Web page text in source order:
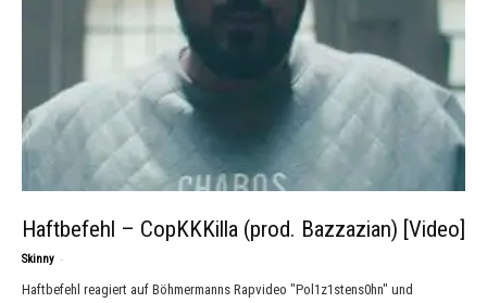
Haftbefehl – CopKKKilla (prod. Bazzazian) [Video]
Skinny -
Haftbefehl reagiert auf Böhmermanns Rapvideo "Pol1z1stens0hn" und